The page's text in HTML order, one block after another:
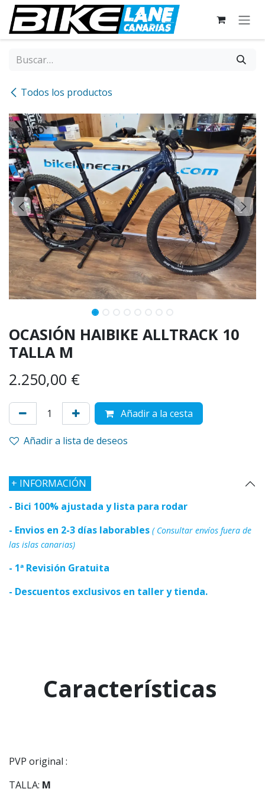
Ir al contenido
Todos los productos
OCASIÓN
OCASIÓN HAIBIKE ALLTRACK 10
TALLA M
2.250,00 €
Añadir a la cesta
Añadir a lista de deseos
+ INFORMACIÓN
- Bici 100% ajustada y lista para rodar
- Envios en 2-3 días laborables ( Consultar envíos fuera de
las islas canarias)
- 1ª Revisión Gratuita
- Descuentos exclusivos en taller y tienda.
Características
PVP original :
TALLA: M